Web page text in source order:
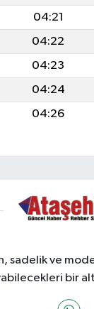
04:21
04:22
04:23
04:24
04:26
ve
bir